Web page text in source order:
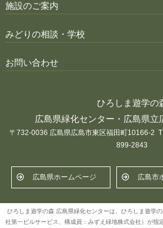
施設のご案内
みどりの相談・学校
お問い合わせ
ひろしま遊学の
広島県緑化センター・広島県立
〒732-0036 広島県広島市東区福田町10166-2
899-2843
広島県ホームページ 広島市
ひろしま遊学の森 広島県緑化センターは、ひろしま遊学
社第一ビルサービス、構成員：みずえ緑地株式会社）が指